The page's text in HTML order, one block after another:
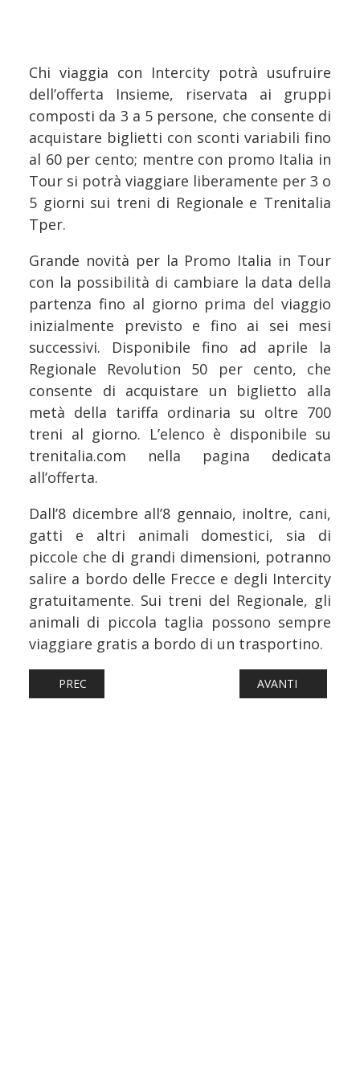
Chi viaggia con Intercity potrà usufruire
dell’offerta Insieme, riservata ai gruppi
composti da 3 a 5 persone, che consente di
acquistare biglietti con sconti variabili fino
al 60 per cento; mentre con promo Italia in
Tour si potrà viaggiare liberamente per 3 o
5 giorni sui treni di Regionale e Trenitalia
Tper.
Grande novità per la Promo Italia in Tour
con la possibilità di cambiare la data della
partenza fino al giorno prima del viaggio
inizialmente previsto e fino ai sei mesi
successivi. Disponibile fino ad aprile la
Regionale Revolution 50 per cento, che
consente di acquistare un biglietto alla
metà della tariffa ordinaria su oltre 700
treni al giorno. L’elenco è disponibile su
trenitalia.com nella pagina dedicata
all’offerta.
Dall’8 dicembre all’8 gennaio, inoltre, cani,
gatti e altri animali domestici, sia di
piccole che di grandi dimensioni, potranno
salire a bordo delle Frecce e degli Intercity
gratuitamente. Sui treni del Regionale, gli
animali di piccola taglia possono sempre
viaggiare gratis a bordo di un trasportino.
ARTICOLO PRECEDENTE: FERROVIE: MARCHE, LE
PREC ARTICOLO
AVANTI